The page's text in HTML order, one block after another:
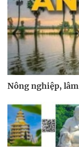
Nông nghiệp,